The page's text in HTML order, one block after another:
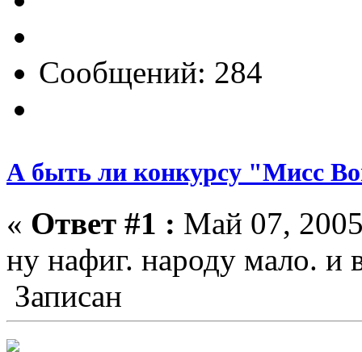
Сообщений: 284
А быть ли конкурсу "Мисс
« Ответ #1 : Май 07,
ну нафиг. народу мало.
Записан